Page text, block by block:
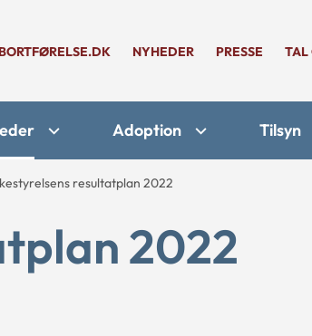
NYHEDER PRESSE TAL
Adoption Tilsyn
resultatplan 2022
2022